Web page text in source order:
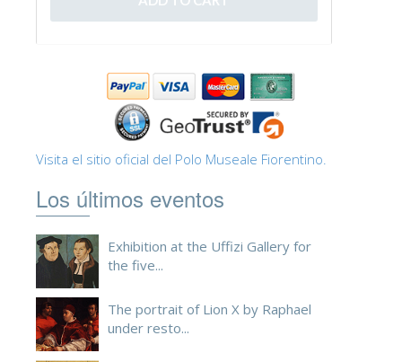
Visita el sitio oficial del Polo Museale Fiorentino.
Los últimos eventos
Exhibition at the Uffizi Gallery for
the five...
The portrait of Lion X by Raphael
under resto...